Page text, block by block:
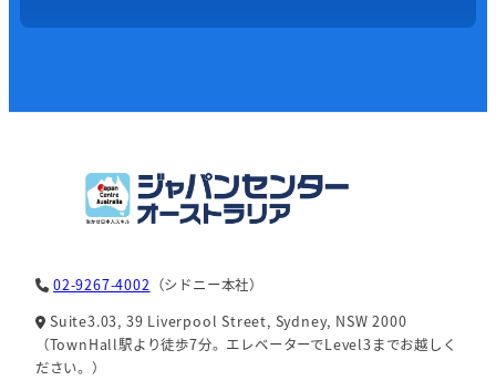
02-9267-4002 （シドニー本社）
Suite3.03, 39 Liverpool Street, Sydney, NSW 2000
（TownHall駅より徒歩7分。エレベーターでLevel3までお越しく
ださい。）